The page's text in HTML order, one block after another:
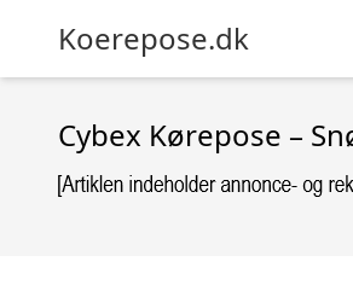
Koerepose.dk
Cybex Kørepose –